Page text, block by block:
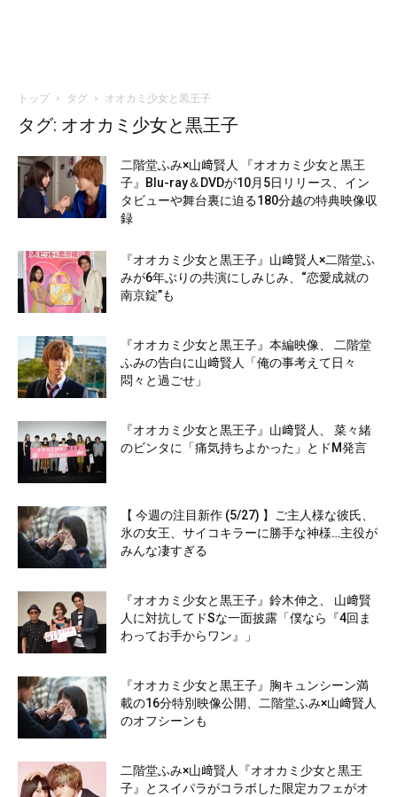
トップ タグ オオカミ少女と黒王子
タグ: オオカミ少女と黒王子
二階堂ふみ×山﨑賢人 『オオカミ少女と黒王
子』Blu-ray＆DVDが10月5日リリース、イン
タビューや舞台裏に迫る180分越の特典映像収
録
『オオカミ少女と黒王子』山﨑賢人×二階堂ふ
みが6年ぶりの共演にしみじみ、“恋愛成就の
南京錠”も
『オオカミ少女と黒王子』本編映像、 二階堂
ふみの告白に山﨑賢人「俺の事考えて日々
悶々と過ごせ」
『オオカミ少女と黒王子』山﨑賢人、 菜々緒
のビンタに「痛気持ちよかった」とドM発言
【 今週の注目新作 (5/27) 】ご主人様な彼氏、
氷の女王、サイコキラーに勝手な神様…主役が
みんな凄すぎる
『オオカミ少女と黒王子』鈴木伸之、 山﨑賢
人に対抗してドSな一面披露「僕なら『4回ま
わってお手からワン』」
『オオカミ少女と黒王子』胸キュンシーン満
載の16分特別映像公開、二階堂ふみ×山﨑賢人
のオフシーンも
二階堂ふみ×山﨑賢人『オオカミ少女と黒王
子』とスイパラがコラボした限定カフェがオ